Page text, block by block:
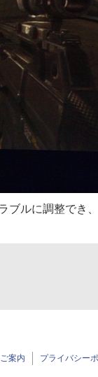
ブルに調整でき
案内 プライバシー